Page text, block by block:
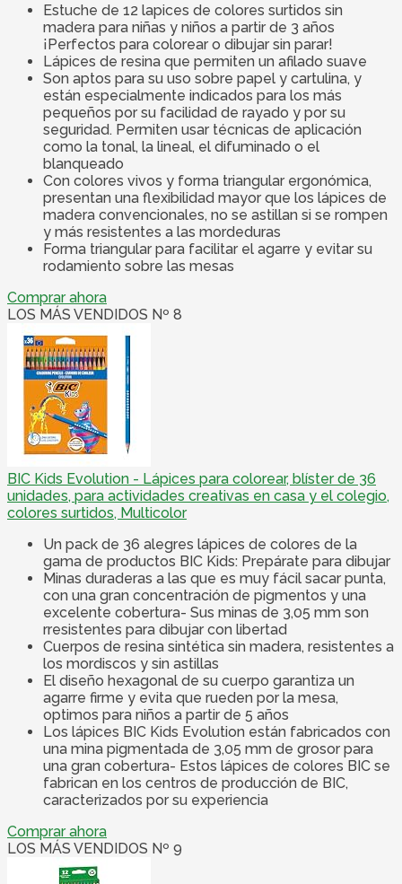
Estuche de 12 lapices de colores surtidos sin
madera para niñas y niños a partir de 3 años
¡Perfectos para colorear o dibujar sin parar!
Lápices de resina que permiten un afilado suave
Son aptos para su uso sobre papel y cartulina, y
están especialmente indicados para los más
pequeños por su facilidad de rayado y por su
seguridad. Permiten usar técnicas de aplicación
como la tonal, la lineal, el difuminado o el
blanqueado
Con colores vivos y forma triangular ergonómica,
presentan una flexibilidad mayor que los lápices de
madera convencionales, no se astillan si se rompen
y más resistentes a las mordeduras
Forma triangular para facilitar el agarre y evitar su
rodamiento sobre las mesas
Comprar ahora
LOS MÁS VENDIDOS Nº 8
BIC Kids Evolution - Lápices para colorear, blíster de 36
unidades, para actividades creativas en casa y el colegio,
colores surtidos, Multicolor
Un pack de 36 alegres lápices de colores de la
gama de productos BIC Kids: Prepárate para dibujar
Minas duraderas a las que es muy fácil sacar punta,
con una gran concentración de pigmentos y una
excelente cobertura- Sus minas de 3,05 mm son
rresistentes para dibujar con libertad
Cuerpos de resina sintética sin madera, resistentes a
los mordiscos y sin astillas
El diseño hexagonal de su cuerpo garantiza un
agarre firme y evita que rueden por la mesa,
optimos para niños a partir de 5 años
Los lápices BIC Kids Evolution están fabricados con
una mina pigmentada de 3,05 mm de grosor para
una gran cobertura- Estos lápices de colores BIC se
fabrican en los centros de producción de BIC,
caracterizados por su experiencia
Comprar ahora
LOS MÁS VENDIDOS Nº 9